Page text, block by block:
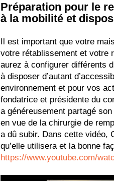
Préparation pour le
à la mobilité et
Il est important que votre
votre rétablissement et votre
aurez à configurer différents
à disposer d’autant
environnement et pour vos
fondatrice et présidente du
a généreusement partagé
en vue de la chirurgie de
a dû subir. Dans cette vidéo,
qu’elle utilisera et la bonne
https://www.youtube.com/